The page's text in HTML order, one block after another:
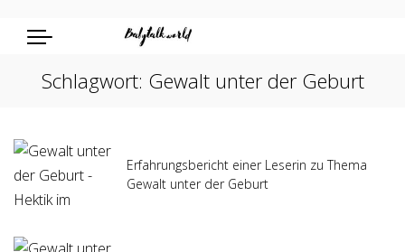
Schlagwort: Gewalt unter der Geburt
Erfahrungsbericht einer Leserin zu Thema
Gewalt unter der Geburt